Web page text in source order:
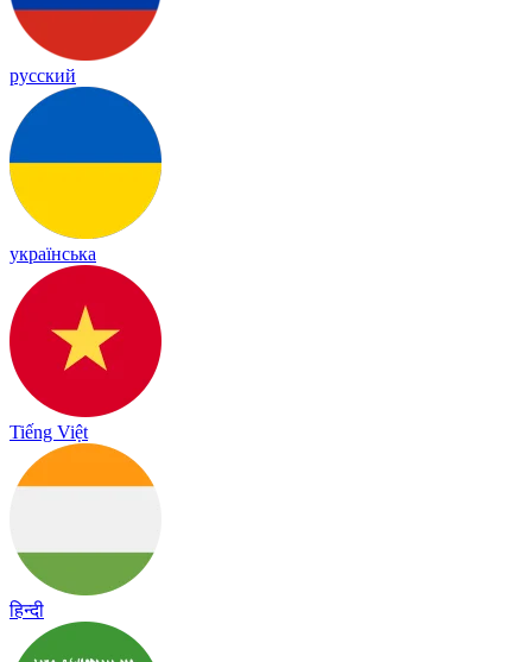
русский
українська
Tiếng Việt
हिन्दी